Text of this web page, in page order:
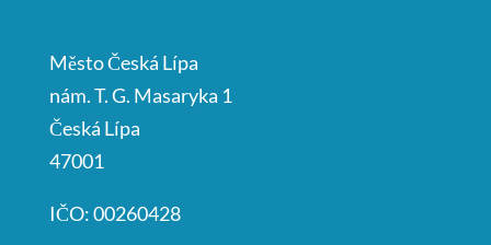
Město Česká Lípa
nám. T. G. Masaryka 1
Česká Lípa
47001
IČO: 00260428